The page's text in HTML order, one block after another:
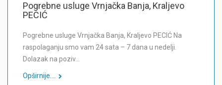
Pogrebne usluge Vrnjačka Banja, Kraljevo
PECIĆ
Pogrebne usluge Vrnjačka Banja, Kraljevo PECIĆ Na
raspolaganju smo vam 24 sata – 7 dana u nedelji.
Dolazak na poziv…
Opširnije....